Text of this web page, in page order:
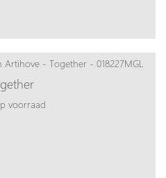
voorraad